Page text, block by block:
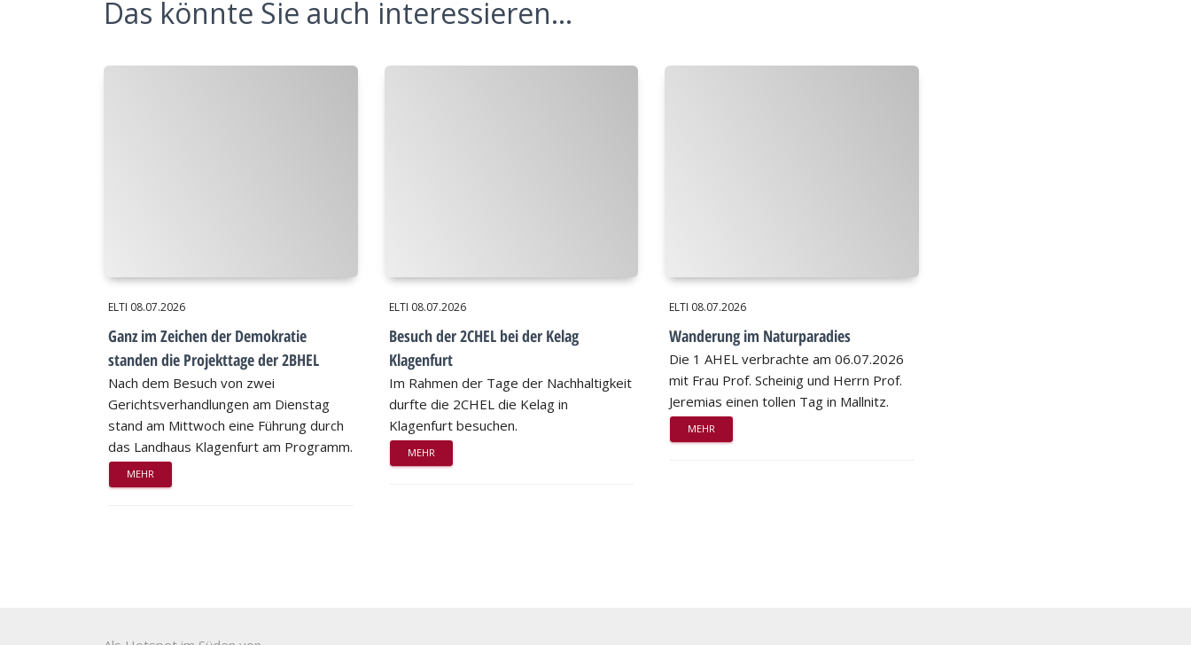
Das könnte Sie auch interessieren...
ELTI 08.07.2026
Ganz im Zeichen der Demokratie
standen die Projekttage der 2BHEL
Nach dem Besuch von zwei
Gerichtsverhandlungen am Dienstag
stand am Mittwoch eine Führung durch
das Landhaus Klagenfurt am Programm.
MEHR
ELTI 08.07.2026
Besuch der 2CHEL bei der Kelag
Klagenfurt
Im Rahmen der Tage der Nachhaltigkeit
durfte die 2CHEL die Kelag in
Klagenfurt besuchen.
MEHR
ELTI 08.07.2026
Wanderung im Naturparadies
Die 1 AHEL verbrachte am 06.07.2026
mit Frau Prof. Scheinig und Herrn Prof.
Jeremias einen tollen Tag in Mallnitz.
MEHR